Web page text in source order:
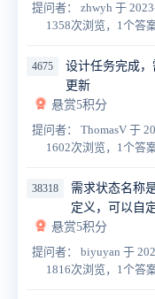
提问者： zhwyh 于
1358次浏览，1个答
4675
设计任务完成
更新
悬赏5积分
提问者： ThomasV 于
1602次浏览，1个答
38318
需求状态名称
定义，可以自
悬赏5积分
提问者： biyuyan 于
1816次浏览，1个答